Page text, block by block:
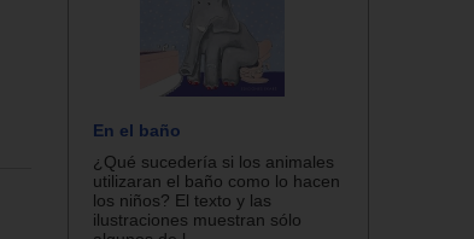
En el baño
¿Qué sucedería si los animales
utilizaran el baño como lo hacen
los niños? El texto y las
ilustraciones muestran sólo